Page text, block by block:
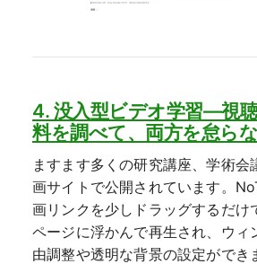
4. 没入型ビデオ学習—視
料を調べて、両方を怠ら
ますます多くの研究講座、学術会
画サイトで公開されています。
画リンクを少しドラッグするだけ
ページに浮かんで再生され、ウィ
由調整や透明な背景の設定ができ